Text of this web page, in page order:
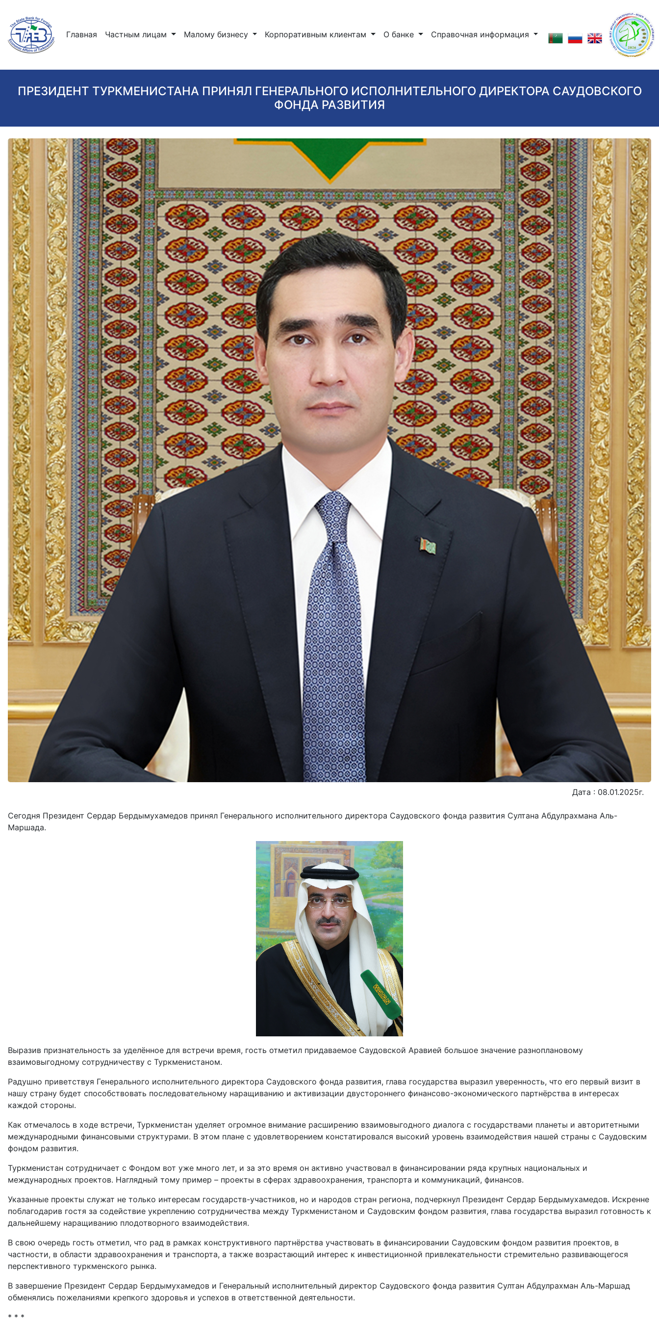
Главная (current)
Частным лицам Малому бизнесу Корпоративным клиентам О банке Справочная информация
ПРЕЗИДЕНТ ТУРКМЕНИСТАНА ПРИНЯЛ ГЕНЕРАЛЬНОГО ИСПОЛНИТЕЛЬНОГО ДИРЕКТОРА САУДОВСКОГО
ФОНДА РАЗВИТИЯ
Дата : 08.01.2025г.
Сегодня Президент Сердар Бердымухамедов принял Генерального исполнительного директора Саудовского фонда развития Султана Абдулрахмана Аль-
Маршада.
Выразив признательность за уделённое для встречи время, гость отметил придаваемое Саудовской Аравией большое значение разноплановому
взаимовыгодному сотрудничеству с Туркменистаном.
Радушно приветствуя Генерального исполнительного директора Саудовского фонда развития, глава государства выразил уверенность, что его первый визит в
нашу страну будет способствовать последовательному наращиванию и активизации двустороннего финансово-экономического партнёрства в интересах
каждой стороны.
Как отмечалось в ходе встречи, Туркменистан уделяет огромное внимание расширению взаимовыгодного диалога с государствами планеты и авторитетными
международными финансовыми структурами. В этом плане с удовлетворением констатировался высокий уровень взаимодействия нашей страны с Саудовским
фондом развития.
Туркменистан сотрудничает с Фондом вот уже много лет, и за это время он активно участвовал в финансировании ряда крупных национальных и
международных проектов. Наглядный тому пример – проекты в сферах здравоохранения, транспорта и коммуникаций, финансов.
Указанные проекты служат не только интересам государств-участников, но и народов стран региона, подчеркнул Президент Сердар Бердымухамедов. Искренне
поблагодарив гостя за содействие укреплению сотрудничества между Туркменистаном и Саудовским фондом развития, глава государства выразил готовность к
дальнейшему наращиванию плодотворного взаимодействия.
В свою очередь гость отметил, что рад в рамках конструктивного партнёрства участвовать в финансировании Саудовским фондом развития проектов, в
частности, в области здравоохранения и транспорта, а также возрастающий интерес к инвестиционной привлекательности стремительно развивающегося
перспективного туркменского рынка.
В завершение Президент Сердар Бердымухамедов и Генеральный исполнительный директор Саудовского фонда развития Султан Абдулрахман Аль-Маршад
обменялись пожеланиями крепкого здоровья и успехов в ответственной деятельности.
* * *